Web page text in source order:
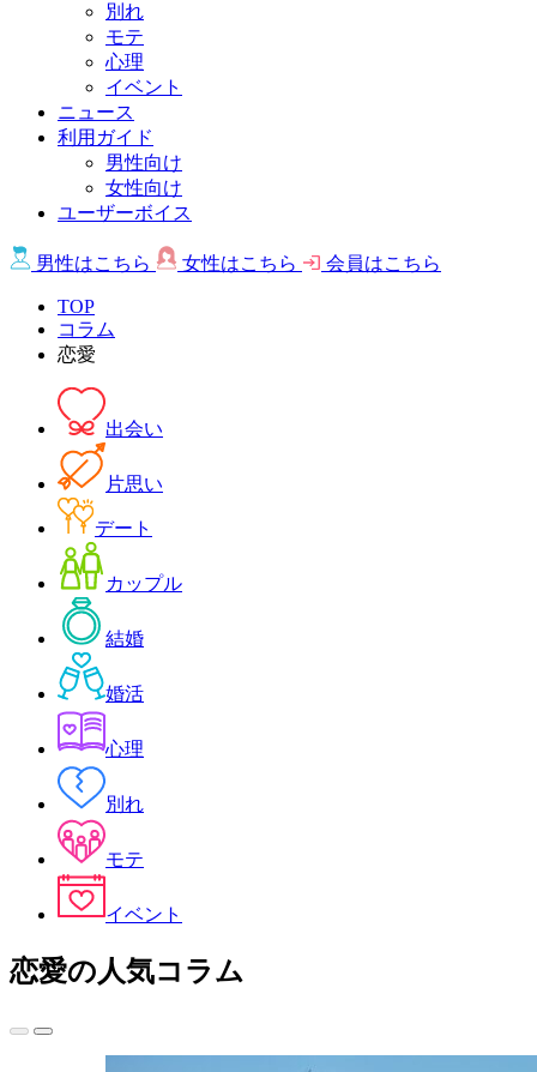
別れ
モテ
心理
イベント
ニュース
利用ガイド
男性向け
女性向け
ユーザーボイス
男性はこちら 女性はこちら 会員はこちら
TOP
コラム
恋愛
出会い
片思い
デート
カップル
結婚
婚活
心理
別れ
モテ
イベント
恋愛の人気コラム